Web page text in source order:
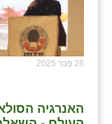
26 פבר 2025
האנרגיה